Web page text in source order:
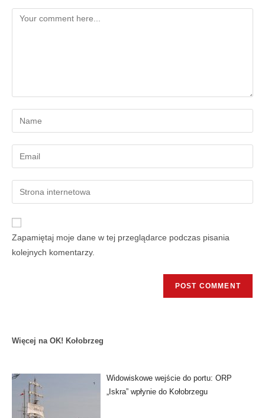
Zapamiętaj moje dane w tej przeglądarce podczas pisania
kolejnych komentarzy.
Więcej na OK! Kołobrzeg
Widowiskowe wejście do portu: ORP
„Iskra” wpłynie do Kołobrzegu